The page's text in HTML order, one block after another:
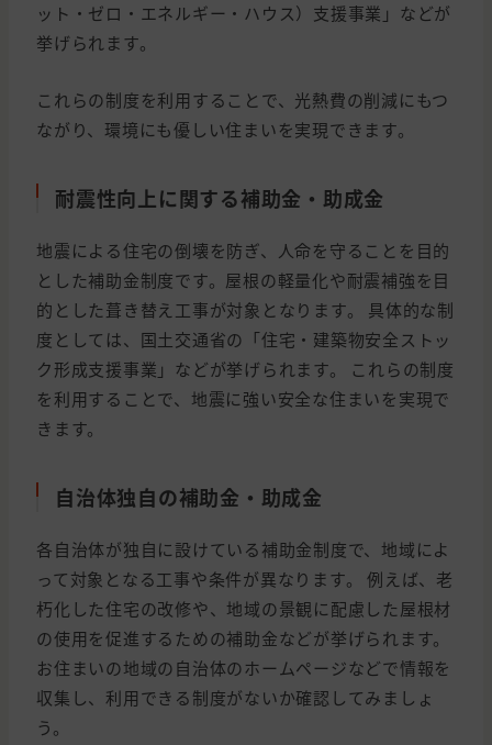
ット・ゼロ・エネルギー・ハウス）支援事業」などが
挙げられます。
これらの制度を利用することで、光熱費の削減にもつ
ながり、環境にも優しい住まいを実現できます。
耐震性向上に関する補助金・助成金
地震による住宅の倒壊を防ぎ、人命を守ることを目的
とした補助金制度です。屋根の軽量化や耐震補強を目
的とした葺き替え工事が対象となります。 具体的な制
度としては、国土交通省の「住宅・建築物安全ストッ
ク形成支援事業」などが挙げられます。 これらの制度
を利用することで、地震に強い安全な住まいを実現で
きます。
自治体独自の補助金・助成金
各自治体が独自に設けている補助金制度で、地域によ
って対象となる工事や条件が異なります。 例えば、老
朽化した住宅の改修や、地域の景観に配慮した屋根材
の使用を促進するための補助金などが挙げられます。
お住まいの地域の自治体のホームページなどで情報を
収集し、利用できる制度がないか確認してみましょ
う。